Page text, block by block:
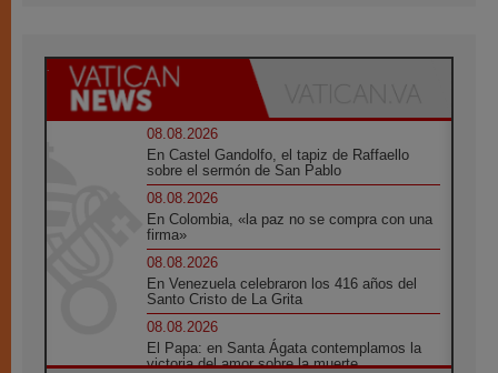
08.08.2026
En Castel Gandolfo, el tapiz de Raffaello
sobre el sermón de San Pablo
08.08.2026
En Colombia, «la paz no se compra con una
firma»
08.08.2026
En Venezuela celebraron los 416 años del
Santo Cristo de La Grita
08.08.2026
El Papa: en Santa Ágata contemplamos la
victoria del amor sobre la muerte